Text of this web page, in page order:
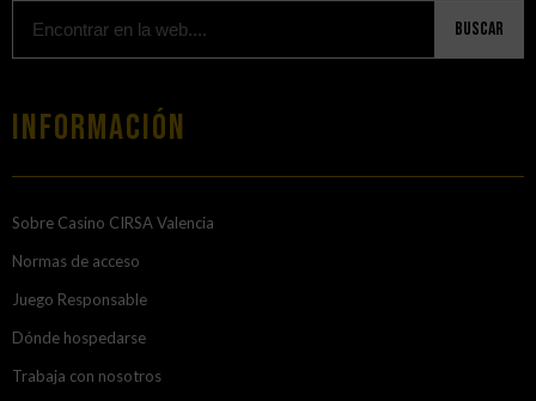
Buscar
Información
Sobre Casino CIRSA Valencia
Normas de acceso
Juego Responsable
Dónde hospedarse
Trabaja con nosotros